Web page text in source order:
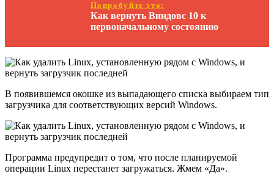
Попробуйте это:
Как вернуть Виндовс 10 к
первоначальному состоянию
В появившемся окошке из выпадающего списка выбираем тип
загрузчика для соответствующих версий Windows.
Программа предупредит о том, что после планируемой
операции Linux перестанет загружаться. Жмем «Да».